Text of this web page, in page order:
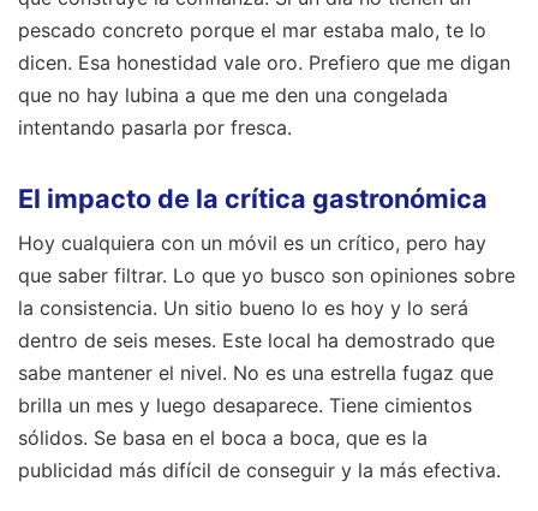
pescado concreto porque el mar estaba malo, te lo
dicen. Esa honestidad vale oro. Prefiero que me digan
que no hay lubina a que me den una congelada
intentando pasarla por fresca.
El impacto de la crítica gastronómica
Hoy cualquiera con un móvil es un crítico, pero hay
que saber filtrar. Lo que yo busco son opiniones sobre
la consistencia. Un sitio bueno lo es hoy y lo será
dentro de seis meses. Este local ha demostrado que
sabe mantener el nivel. No es una estrella fugaz que
brilla un mes y luego desaparece. Tiene cimientos
sólidos. Se basa en el boca a boca, que es la
publicidad más difícil de conseguir y la más efectiva.